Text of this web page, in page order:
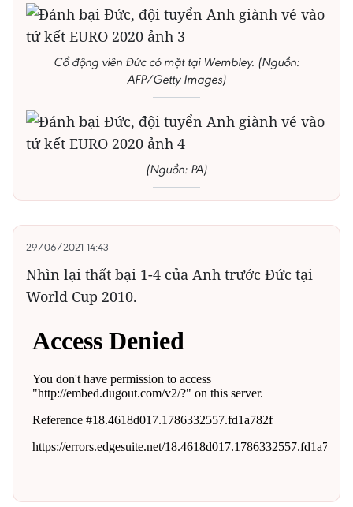
Cổ động viên Đức có mặt tại Wembley. (Nguồn:
AFP/Getty Images)
(Nguồn: PA)
29/06/2021 14:43
Nhìn lại thất bại 1-4 của Anh trước Đức tại
World Cup 2010.